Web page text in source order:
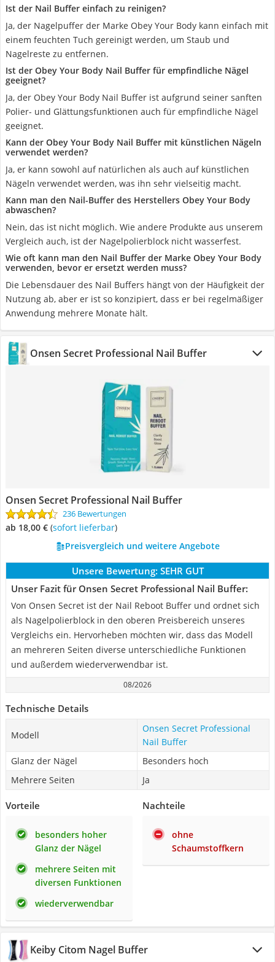
Ist der Nail Buffer einfach zu reinigen?
Ja, der Nagelpuffer der Marke Obey Your Body kann einfach mit
einem feuchten Tuch gereinigt werden, um Staub und
Nagelreste zu entfernen.
Ist der Obey Your Body Nail Buffer für empfindliche Nägel
geeignet?
Ja, der Obey Your Body Nail Buffer ist aufgrund seiner sanften
Polier- und Glättungsfunktionen auch für empfindliche Nägel
geeignet.
Kann der Obey Your Body Nail Buffer mit künstlichen Nägeln
verwendet werden?
Ja, er kann sowohl auf natürlichen als auch auf künstlichen
Nägeln verwendet werden, was ihn sehr vielseitig macht.
Kann man den Nail-Buffer des Herstellers Obey Your Body
abwaschen?
Nein, das ist nicht möglich. Wie andere Produkte aus unserem
Vergleich auch, ist der Nagelpolierblock nicht wasserfest.
Wie oft kann man den Nail Buffer der Marke Obey Your Body
verwenden, bevor er ersetzt werden muss?
Die Lebensdauer des Nail Buffers hängt von der Häufigkeit der
Nutzung ab, aber er ist so konzipiert, dass er bei regelmäßiger
Anwendung mehrere Monate hält.
Onsen Secret Professional Nail Buffer
Onsen Secret Professional Nail Buffer
236 Bewertungen
ab 18,00 € ( Sofort lieferbar)
Preisvergleich und weitere Angebote
Unsere Bewertung: SEHR GUT
Unser Fazit für Onsen Secret Professional Nail Buffer:
Von Onsen Secret ist der Nail Reboot Buffer und ordnet sich
als Nagelpolierblock in den oberen Preisbereich unseres
Vergleichs ein. Hervorheben möchten wir, dass das Modell
an mehreren Seiten diverse unterschiedliche Funktionen
und außerdem wiederverwendbar ist.
08/2026
Technische Details
Modell
Onsen Secret Professional
Nail Buffer
Glanz der Nägel
Besonders hoch
Mehrere Seiten
Ja
Vorteile
besonders hoher
Glanz der Nägel
mehrere Seiten mit
diversen Funktionen
wiederverwendbar
Nachteile
ohne
Schaumstoffkern
Keiby Citom Nagel Buffer